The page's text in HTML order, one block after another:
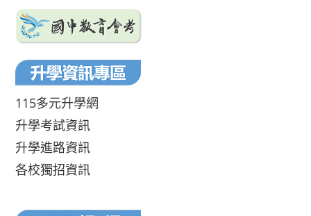
115多元升學網
升學考試資訊
升學進路資訊
各校獨招資訊